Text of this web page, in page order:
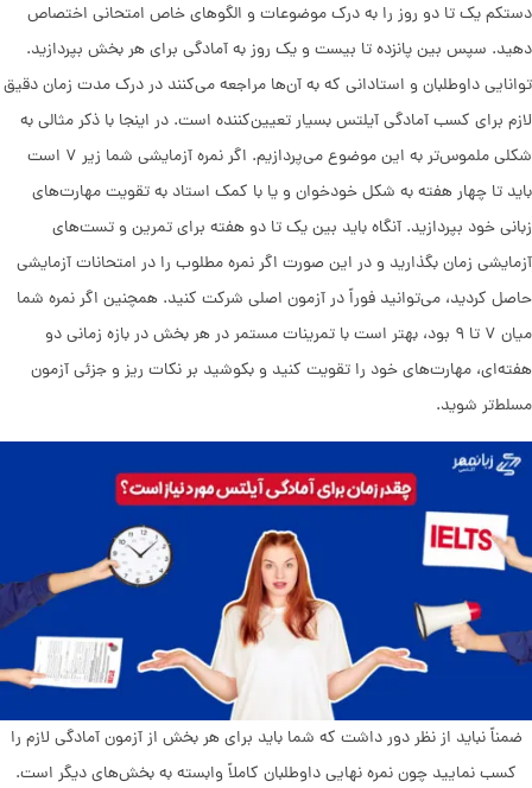
دستکم یک تا دو روز را به درک موضوعات و الگوهای خاص امتحانی اختصاص
دهید. سپس بین پانزده تا بیست و یک روز به آمادگی برای هر بخش بپردازید.
توانایی داوطلبان و استادانی که به آن‌ها مراجعه ‌می‌کنند در درک مدت زمان دقیق
لازم برای کسب آمادگی آیلتس بسیار تعیین‌‌کننده است. در اینجا با ذکر مثالی به
شکلی ملموس‌تر به این موضوع ‌می‌پردازیم. اگر نمره آزمایشی شما زیر ۷ است
باید تا چهار هفته به شکل خودخوان و یا با کمک استاد به تقویت مهارت‌های
زبانی خود بپردازید. آنگاه باید بین یک تا دو هفته برای تمرین و تست‌های
آزمایشی زمان بگذارید و در این صورت اگر نمره مطلوب را در امتحانات آزمایشی
حاصل کردید، ‌می‌توانید فوراً در آزمون اصلی شرکت کنید. همچنین اگر نمره شما
میان ۷ تا ۹ بود، بهتر است با تمرینات مستمر در هر بخش در بازه زمانی دو
هفته‌ای، مهارت‌های خود را تقویت کنید و بکوشید بر نکات ریز و جزئی آزمون
مسلط‌تر شوید.
ضمناً نباید از نظر دور داشت که شما باید برای هر بخش از آزمون آمادگی لازم را
کسب نمایید چون نمره نهایی داوطلبان کاملاً وابسته به بخش‌های دیگر است.